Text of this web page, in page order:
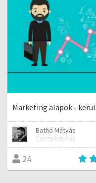
Marketing alapok -
Bathó Mátyás
Cserépkályhás
24